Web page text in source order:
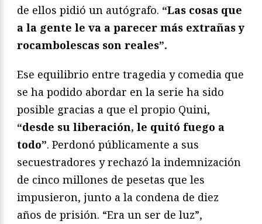
de ellos pidió un autógrafo. “Las cosas que
a la gente le va a parecer más extrañas y
rocambolescas son reales”.
Ese equilibrio entre tragedia y comedia que
se ha podido abordar en la serie ha sido
posible gracias a que el propio Quini,
“desde su liberación, le quitó fuego a
todo”. Perdonó públicamente a sus
secuestradores y rechazó la indemnización
de cinco millones de pesetas que les
impusieron, junto a la condena de diez
años de prisión. “Era un ser de luz”,